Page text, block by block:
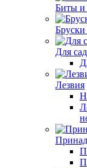
Биты и
Бруски
Для
Лезвия